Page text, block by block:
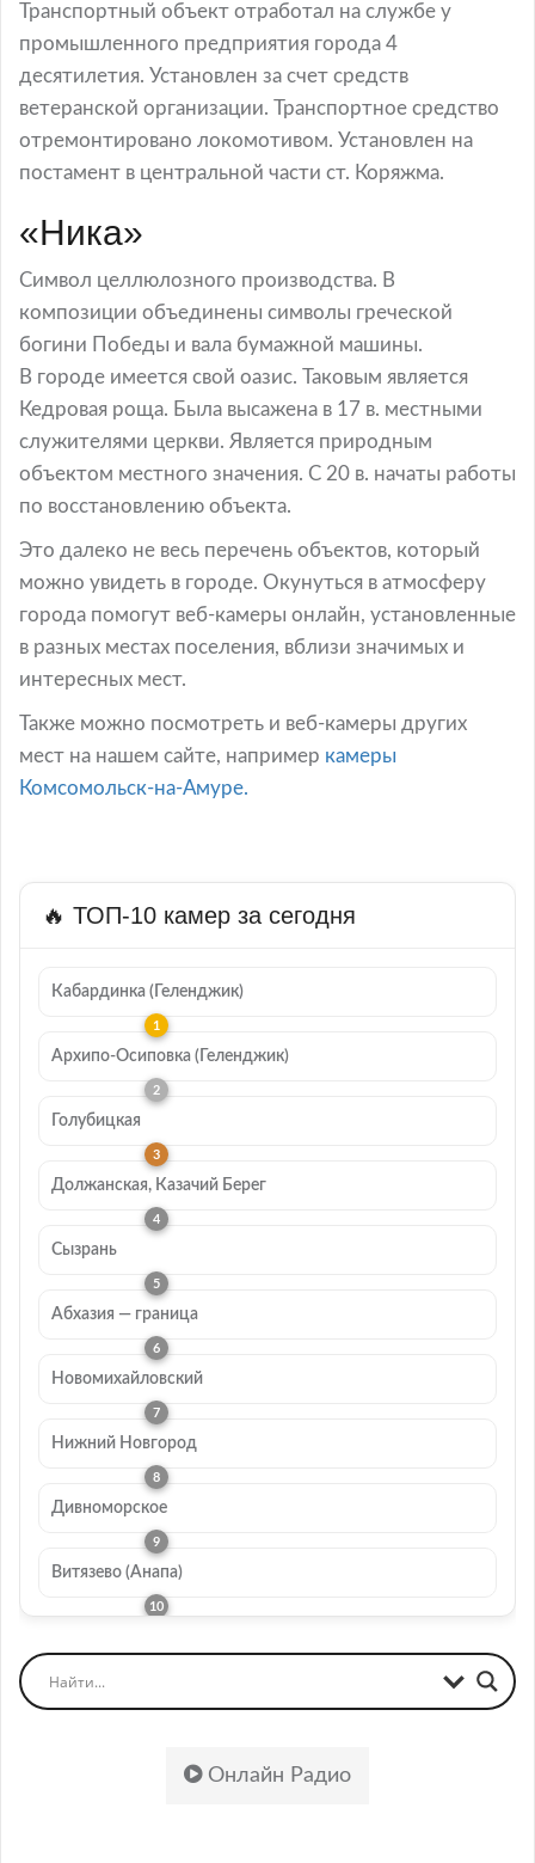
Транспортный объект отработал на службе у
промышленного предприятия города 4
десятилетия. Установлен за счет средств
ветеранской организации. Транспортное средство
отремонтировано локомотивом. Установлен на
постамент в центральной части ст. Коряжма.
«Ника»
Символ целлюлозного производства. В
композиции объединены символы греческой
богини Победы и вала бумажной машины.
В городе имеется свой оазис. Таковым является
Кедровая роща. Была высажена в 17 в. местными
служителями церкви. Является природным
объектом местного значения. С 20 в. начаты работы
по восстановлению объекта.
Это далеко не весь перечень объектов, который
можно увидеть в городе. Окунуться в атмосферу
города помогут веб-камеры онлайн, установленные
в разных местах поселения, вблизи значимых и
интересных мест.
Также можно посмотреть и веб-камеры других
мест на нашем сайте, например камеры
Комсомольск-на-Амуре.
🔥 ТОП-10 камер за сегодня
Кабардинка (Геленджик)
Архипо-Осиповка (Геленджик)
Голубицкая
Должанская, Казачий Берег
Сызрань
Абхазия — граница
Новомихайловский
Нижний Новгород
Дивноморское
Витязево (Анапа)
Онлайн Радио